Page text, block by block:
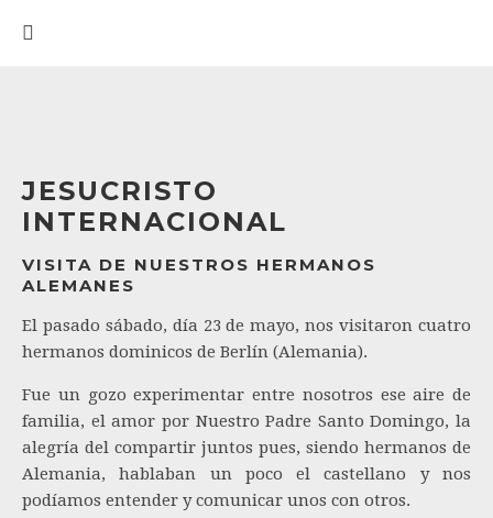
JESUCRISTO
INTERNACIONAL
VISITA DE NUESTROS HERMANOS
ALEMANES
El pasado sábado, día 23 de mayo, nos visitaron cuatro
hermanos dominicos de Berlín (Alemania).
Fue un gozo experimentar entre nosotros ese aire de
familia, el amor por Nuestro Padre Santo Domingo, la
alegría del compartir juntos pues, siendo hermanos de
Alemania, hablaban un poco el castellano y nos
podíamos entender y comunicar unos con otros.